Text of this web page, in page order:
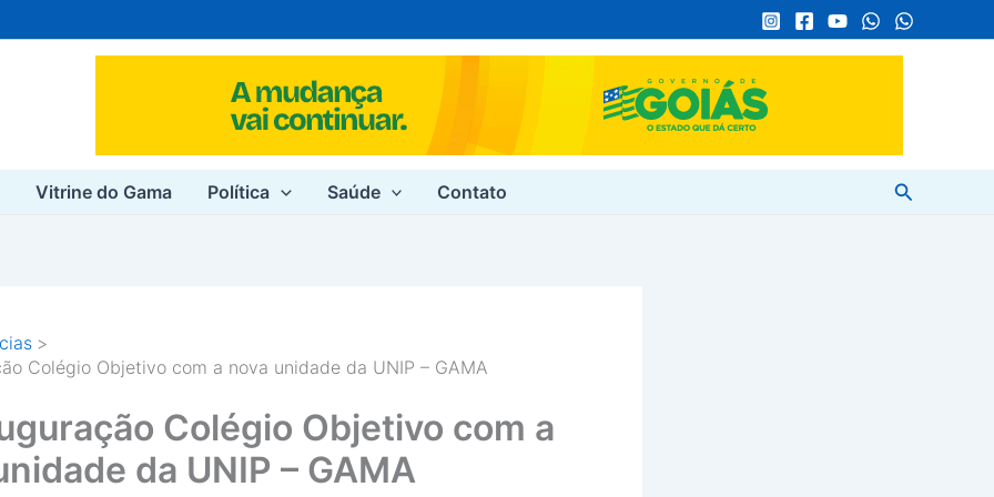
Vitrine do Gama Política Saúde Contato Pesquisar
Colégio Objetivo com a nova unidade da UNIP – GAMA
Colégio Objetivo com a
da UNIP – GAMA